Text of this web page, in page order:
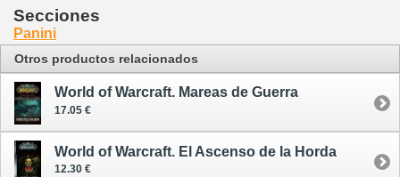
Secciones
Panini
Otros productos relacionados
World of Warcraft. Mareas de Guerra
17.05 €
World of Warcraft. El Ascenso de la Horda
12.30 €